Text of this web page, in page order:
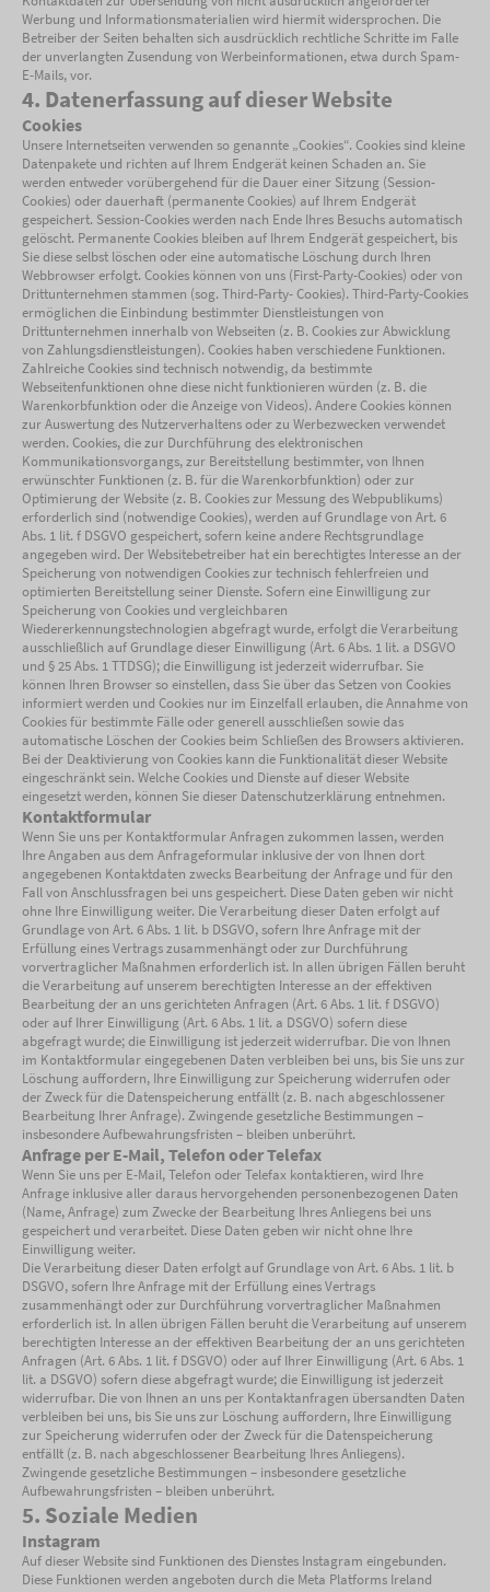
Werbung und Informationsmaterialien wird hiermit widersprochen. Die
Betreiber der Seiten behalten sich ausdrücklich rechtliche Schritte im Falle
der unverlangten Zusendung von Werbeinformationen, etwa durch Spam-
E-Mails, vor.
4. Datenerfassung auf dieser Website
Cookies
Unsere Internetseiten verwenden so genannte „Cookies“. Cookies sind kleine
Datenpakete und richten auf Ihrem Endgerät keinen Schaden an. Sie
werden entweder vorübergehend für die Dauer einer Sitzung (Session-
Cookies) oder dauerhaft (permanente Cookies) auf Ihrem Endgerät
gespeichert. Session-Cookies werden nach Ende Ihres Besuchs automatisch
gelöscht. Permanente Cookies bleiben auf Ihrem Endgerät gespeichert, bis
Sie diese selbst löschen oder eine automatische Löschung durch Ihren
Webbrowser erfolgt. Cookies können von uns (First-Party-Cookies) oder von
Drittunternehmen stammen (sog. Third-Party- Cookies). Third-Party-Cookies
ermöglichen die Einbindung bestimmter Dienstleistungen von
Drittunternehmen innerhalb von Webseiten (z. B. Cookies zur Abwicklung
von Zahlungsdienstleistungen). Cookies haben verschiedene Funktionen.
Zahlreiche Cookies sind technisch notwendig, da bestimmte
Webseitenfunktionen ohne diese nicht funktionieren würden (z. B. die
Warenkorbfunktion oder die Anzeige von Videos). Andere Cookies können
zur Auswertung des Nutzerverhaltens oder zu Werbezwecken verwendet
werden. Cookies, die zur Durchführung des elektronischen
Kommunikationsvorgangs, zur Bereitstellung bestimmter, von Ihnen
erwünschter Funktionen (z. B. für die Warenkorbfunktion) oder zur
Optimierung der Website (z. B. Cookies zur Messung des Webpublikums)
erforderlich sind (notwendige Cookies), werden auf Grundlage von Art. 6
Abs. 1 lit. f DSGVO gespeichert, sofern keine andere Rechtsgrundlage
angegeben wird. Der Websitebetreiber hat ein berechtigtes Interesse an der
Speicherung von notwendigen Cookies zur technisch fehlerfreien und
optimierten Bereitstellung seiner Dienste. Sofern eine Einwilligung zur
Speicherung von Cookies und vergleichbaren
Wiedererkennungstechnologien abgefragt wurde, erfolgt die Verarbeitung
ausschließlich auf Grundlage dieser Einwilligung (Art. 6 Abs. 1 lit. a DSGVO
und § 25 Abs. 1 TTDSG); die Einwilligung ist jederzeit widerrufbar. Sie
können Ihren Browser so einstellen, dass Sie über das Setzen von Cookies
informiert werden und Cookies nur im Einzelfall erlauben, die Annahme von
Cookies für bestimmte Fälle oder generell ausschließen sowie das
automatische Löschen der Cookies beim Schließen des Browsers aktivieren.
Bei der Deaktivierung von Cookies kann die Funktionalität dieser Website
eingeschränkt sein. Welche Cookies und Dienste auf dieser Website
eingesetzt werden, können Sie dieser Datenschutzerklärung entnehmen.
Kontaktformular
Wenn Sie uns per Kontaktformular Anfragen zukommen lassen, werden
Ihre Angaben aus dem Anfrageformular inklusive der von Ihnen dort
angegebenen Kontaktdaten zwecks Bearbeitung der Anfrage und für den
Fall von Anschlussfragen bei uns gespeichert. Diese Daten geben wir nicht
ohne Ihre Einwilligung weiter. Die Verarbeitung dieser Daten erfolgt auf
Grundlage von Art. 6 Abs. 1 lit. b DSGVO, sofern Ihre Anfrage mit der
Erfüllung eines Vertrags zusammenhängt oder zur Durchführung
vorvertraglicher Maßnahmen erforderlich ist. In allen übrigen Fällen beruht
die Verarbeitung auf unserem berechtigten Interesse an der effektiven
Bearbeitung der an uns gerichteten Anfragen (Art. 6 Abs. 1 lit. f DSGVO)
oder auf Ihrer Einwilligung (Art. 6 Abs. 1 lit. a DSGVO) sofern diese
abgefragt wurde; die Einwilligung ist jederzeit widerrufbar. Die von Ihnen
im Kontaktformular eingegebenen Daten verbleiben bei uns, bis Sie uns zur
Löschung auffordern, Ihre Einwilligung zur Speicherung widerrufen oder
der Zweck für die Datenspeicherung entfällt (z. B. nach abgeschlossener
Bearbeitung Ihrer Anfrage). Zwingende gesetzliche Bestimmungen –
insbesondere Aufbewahrungsfristen – bleiben unberührt.
Anfrage per E-Mail, Telefon oder Telefax
Wenn Sie uns per E-Mail, Telefon oder Telefax kontaktieren, wird Ihre
Anfrage inklusive aller daraus hervorgehenden personenbezogenen Daten
(Name, Anfrage) zum Zwecke der Bearbeitung Ihres Anliegens bei uns
gespeichert und verarbeitet. Diese Daten geben wir nicht ohne Ihre
Einwilligung weiter.
Die Verarbeitung dieser Daten erfolgt auf Grundlage von Art. 6 Abs. 1 lit. b
DSGVO, sofern Ihre Anfrage mit der Erfüllung eines Vertrags
zusammenhängt oder zur Durchführung vorvertraglicher Maßnahmen
erforderlich ist. In allen übrigen Fällen beruht die Verarbeitung auf unserem
berechtigten Interesse an der effektiven Bearbeitung der an uns gerichteten
Anfragen (Art. 6 Abs. 1 lit. f DSGVO) oder auf Ihrer Einwilligung (Art. 6 Abs. 1
lit. a DSGVO) sofern diese abgefragt wurde; die Einwilligung ist jederzeit
widerrufbar. Die von Ihnen an uns per Kontaktanfragen übersandten Daten
verbleiben bei uns, bis Sie uns zur Löschung auffordern, Ihre Einwilligung
zur Speicherung widerrufen oder der Zweck für die Datenspeicherung
entfällt (z. B. nach abgeschlossener Bearbeitung Ihres Anliegens).
Zwingende gesetzliche Bestimmungen – insbesondere gesetzliche
Aufbewahrungsfristen – bleiben unberührt.
5. Soziale Medien
Instagram
Auf dieser Website sind Funktionen des Dienstes Instagram eingebunden.
Diese Funktionen werden angeboten durch die Meta Platforms Ireland